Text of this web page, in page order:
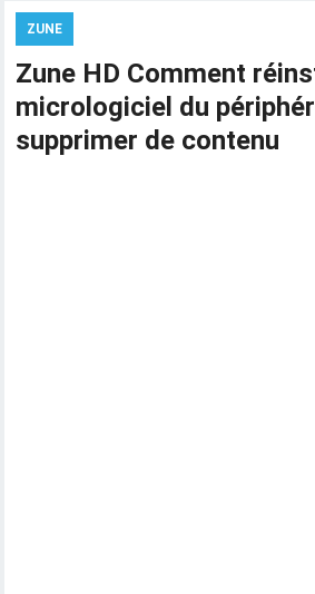
ZUNE
Zune HD Comment
micrologiciel du
supprimer de contenu